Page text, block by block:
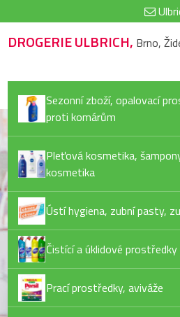
DROGERIE ULBRICH, Brno,
Sezonní zboží, opalovací
proti komárům
Pleťová kosmetika,
kosmetika
Ústí hygiena, zubní pasty,
Čistící a úklidové prostředky
Prací prostředky, aviváže